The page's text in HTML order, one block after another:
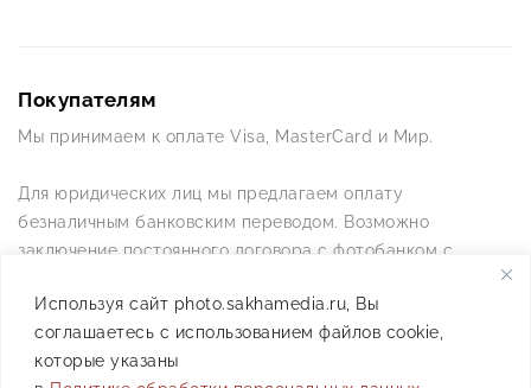
Используя сайт photo.sakhamedia.ru, Вы
соглашаетесь с использованием файлов cookie,
которые указаны
Покупателям
Мы принимаем к оплате Visa, MasterCard и Мир.
Для юридических лиц мы предлагаем оплату
безналичным банковским переводом. Возможно
заключение постоянного договора с фотобанком с
Позвоните нам по телефону +7(4112) 42-09-42 — и мы
ответим на все ваши вопросы